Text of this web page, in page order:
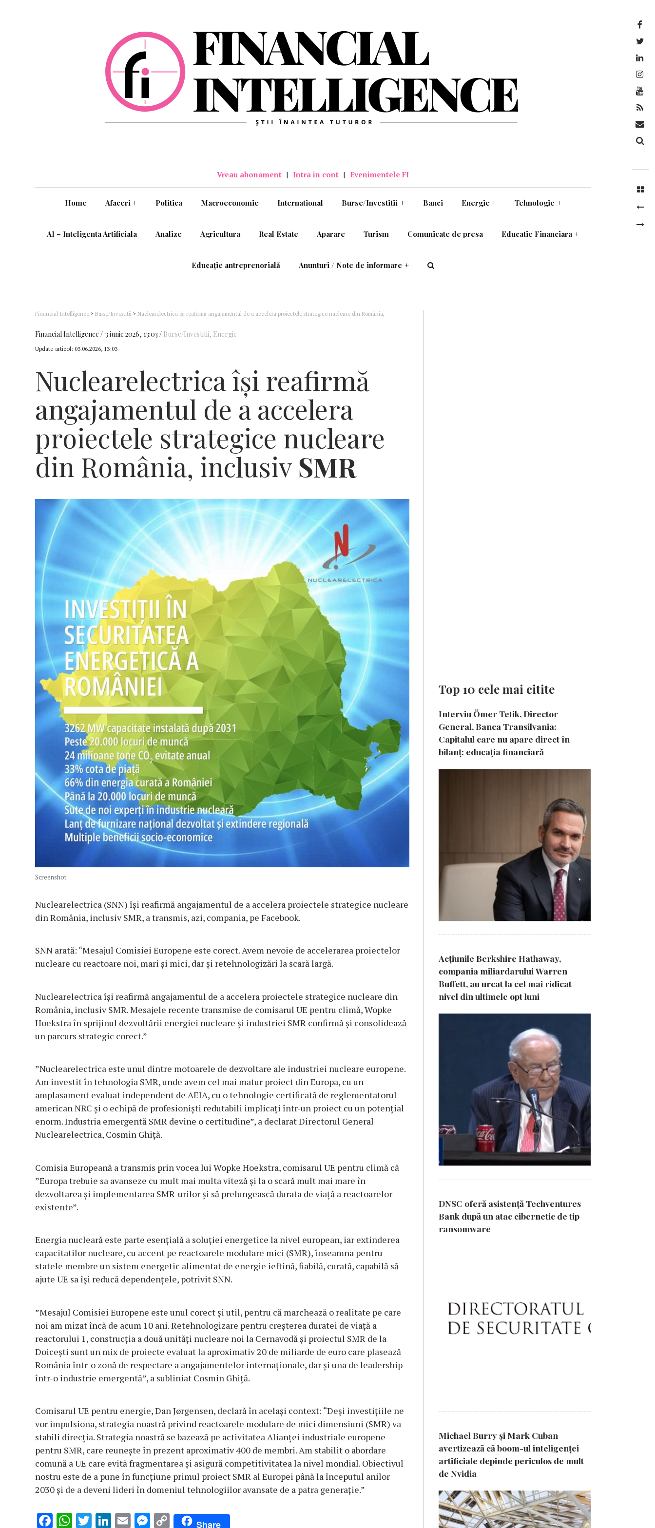
Vreau abonament | Intra in cont | Evenimentele FI
Home Afaceri + Politica Macroeconomie International Burse/Investitii + Banci Energie + Tehnologie +
AI – Inteligenta Artificiala Analize Agricultura Real Estate Aparare Turism Comunicate de presa Educatie Financiara +
Educație antreprenorială Anunturi / Note de informare +
Financial Intelligence > Burse/Investitii > Nuclearelectrica își reafirmă angajamentul de a accelera proiectele strategice nucleare din România,
Financial Intelligence 3 iunie 2026, 13:03 Burse/Investitii, Energie
Update articol: 03.06.2026, 13:03
Nuclearelectrica își reafirmă
angajamentul de a accelera
proiectele strategice nucleare
din România, inclusiv SMR
Screenshot
Nuclearelectrica (SNN) își reafirmă angajamentul de a accelera proiectele strategice nucleare
din România, inclusiv SMR, a transmis, azi, compania, pe Facebook.
SNN arată: “Mesajul Comisiei Europene este corect. Avem nevoie de accelerarea proiectelor
nucleare cu reactoare noi, mari și mici, dar și retehnologizări la scară largă.
Nuclearelectrica își reafirmă angajamentul de a accelera proiectele strategice nucleare din
România, inclusiv SMR. Mesajele recente transmise de comisarul UE pentru climă, Wopke
Hoekstra în sprijinul dezvoltării energiei nucleare și industriei SMR confirmă și consolidează
un parcurs strategic corect.”
”Nuclearelectrica este unul dintre motoarele de dezvoltare ale industriei nucleare europene.
Am investit în tehnologia SMR, unde avem cel mai matur proiect din Europa, cu un
amplasament evaluat independent de AEIA, cu o tehnologie certificată de reglementatorul
american NRC și o echipă de profesioniști redutabili implicați într-un proiect cu un potențial
enorm. Industria emergentă SMR devine o certitudine”, a declarat Directorul General
Nuclearelectrica, Cosmin Ghiță.
Comisia Europeană a transmis prin vocea lui Wopke Hoekstra, comisarul UE pentru climă că
”Europa trebuie sa avanseze cu mult mai multa viteză și la o scară mult mai mare în
dezvoltarea și implementarea SMR-urilor și să prelungească durata de viață a reactoarelor
existente”.
Energia nucleară este parte esențială a soluției energetice la nivel european, iar extinderea
capacitatilor nucleare, cu accent pe reactoarele modulare mici (SMR), înseamna pentru
statele membre un sistem energetic alimentat de energie ieftină, fiabilă, curată, capabilă să
ajute UE sa își reducă dependențele, potrivit SNN.
”Mesajul Comisiei Europene este unul corect și util, pentru că marchează o realitate pe care
noi am mizat încă de acum 10 ani. Retehnologizare pentru creșterea duratei de viață a
reactorului 1, construcția a două unități nucleare noi la Cernavodă și proiectul SMR de la
Doicești sunt un mix de proiecte evaluat la aproximativ 20 de miliarde de euro care plasează
România într-o zonă de respectare a angajamentelor internaționale, dar și una de leadership
într-o industrie emergentă”, a subliniat Cosmin Ghiță.
Comisarul UE pentru energie, Dan Jørgensen, declară în același context: “Deși investițiile ne
vor impulsiona, strategia noastră privind reactoarele modulare de mici dimensiuni (SMR) va
stabili direcția. Strategia noastră se bazează pe activitatea Alianței industriale europene
pentru SMR, care reunește în prezent aproximativ 400 de membri. Am stabilit o abordare
comună a UE care evită fragmentarea și asigură competitivitatea la nivel mondial. Obiectivul
nostru este de a pune în funcțiune primul proiect SMR al Europei până la începutul anilor
2030 și de a deveni lideri în domeniul tehnologiilor avansate de a patra generație.”
F W T Li E M C Share
Top 10 cele mai citite
Interviu Ömer Tetik, Director
General, Banca Transilvania:
Capitalul care nu apare direct în
bilanț: educația financiară
Acțiunile Berkshire Hathaway,
compania miliardarului Warren
Buffett, au urcat la cel mai ridicat
nivel din ultimele opt luni
DNSC oferă asistență Techventures
Bank după un atac cibernetic de tip
ransomware
Michael Burry și Mark Cuban
avertizează că boom-ul inteligenței
artificiale depinde periculos de mult
de Nvidia